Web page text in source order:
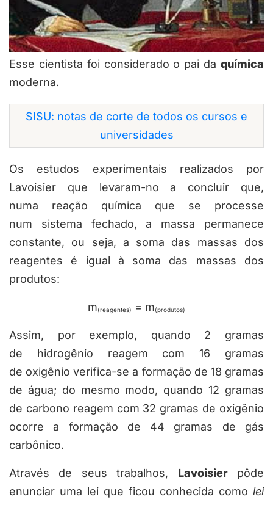
Esse cientista foi considerado o pai da química
moderna.
SISU: notas de corte de todos os cursos e
universidades
Os estudos experimentais realizados por
Lavoisier que levaram-no a concluir que,
numa reação química que se processe
num sistema fechado, a massa permanece
constante, ou seja, a soma das massas dos
reagentes é igual à soma das massas dos
produtos:
m(reagentes) = m(produtos)
Assim, por exemplo, quando 2 gramas
de hidrogênio reagem com 16 gramas
de oxigênio verifica-se a formação de 18 gramas
de água; do mesmo modo, quando 12 gramas
de carbono reagem com 32 gramas de oxigênio
ocorre a formação de 44 gramas de gás
carbônico.
Através de seus trabalhos, Lavoisierpôde
enunciar uma lei que ficou conhecida como lei